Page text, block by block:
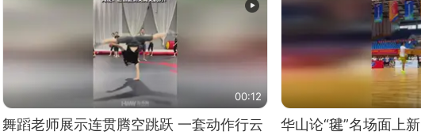
00:12
舞蹈老师展示连贯腾空跳跃 一套动作行云
华山论“毽”名场面上